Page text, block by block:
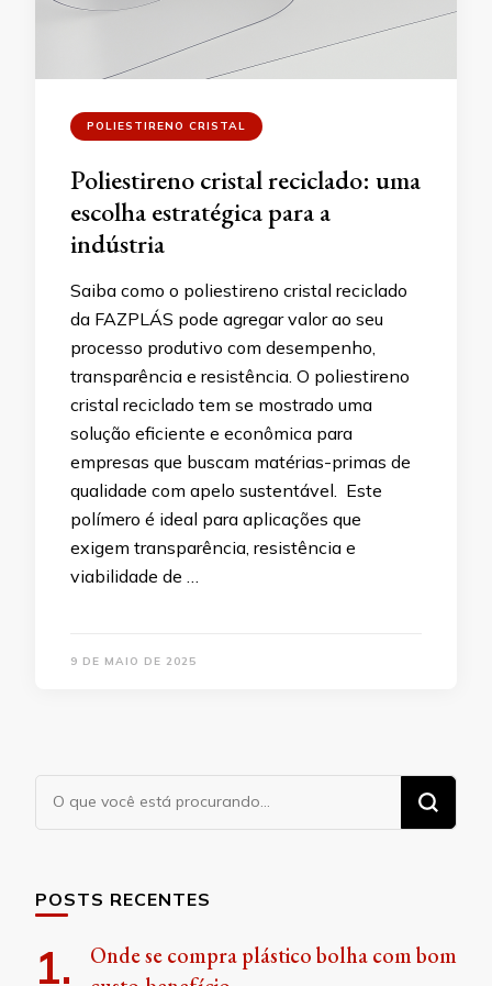
POLIESTIRENO CRISTAL
Poliestireno cristal reciclado: uma
escolha estratégica para a
indústria
Saiba como o poliestireno cristal reciclado
da FAZPLÁS pode agregar valor ao seu
processo produtivo com desempenho,
transparência e resistência. O poliestireno
cristal reciclado tem se mostrado uma
solução eficiente e econômica para
empresas que buscam matérias-primas de
qualidade com apelo sustentável. Este
polímero é ideal para aplicações que
exigem transparência, resistência e
viabilidade de …
9 DE MAIO DE 2025
Procurando
algo?
POSTS RECENTES
Onde se compra plástico bolha com bom